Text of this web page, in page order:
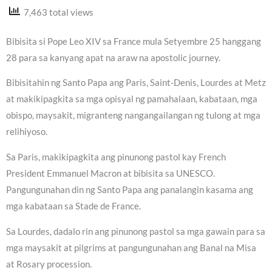
7,463 total views
Bibisita si Pope Leo XIV sa France mula Setyembre 25 hanggang
28 para sa kanyang apat na araw na apostolic journey.
Bibisitahin ng Santo Papa ang Paris, Saint-Denis, Lourdes at Metz
at makikipagkita sa mga opisyal ng pamahalaan, kabataan, mga
obispo, maysakit, migranteng nangangailangan ng tulong at mga
relihiyoso.
Sa Paris, makikipagkita ang pinunong pastol kay French
President Emmanuel Macron at bibisita sa UNESCO.
Pangungunahan din ng Santo Papa ang panalangin kasama ang
mga kabataan sa Stade de France.
Sa Lourdes, dadalo rin ang pinunong pastol sa mga gawain para sa
mga maysakit at pilgrims at pangungunahan ang Banal na Misa
at Rosary procession.